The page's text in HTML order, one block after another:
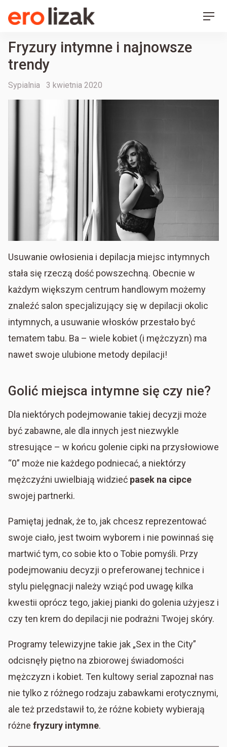
SkipEro Lizak
Fryzury intymne i najnowsze
trendy
Categories
Sypialnia
Posted
3 kwietnia 2020
Usuwanie owłosienia i depilacja miejsc intymnych
stała się rzeczą dość powszechną. Obecnie w
każdym większym centrum handlowym możemy
znaleźć salon specjalizujący się w depilacji okolic
intymnych, a usuwanie włosków przestało być
tematem tabu. Ba – wiele kobiet (i mężczyzn) ma
nawet swoje ulubione metody depilacji!
Golić miejsca intymne się czy nie?
Dla niektórych podejmowanie takiej decyzji może
być zabawne, ale dla innych jest niezwykle
stresujące – w końcu golenie cipki na przysłowiowe
“0” może nie każdego podniecać, a niektórzy
mężczyźni uwielbiają widzieć pasek na cipce
swojej partnerki.
Pamiętaj jednak, że to, jak chcesz reprezentować
swoje ciało, jest twoim wyborem i nie powinnaś się
martwić tym, co sobie kto o Tobie pomyśli. Przy
podejmowaniu decyzji o preferowanej technice i
stylu pielęgnacji należy wziąć pod uwagę kilka
kwestii oprócz tego, jakiej pianki do golenia użyjesz i
czy ten krem do depilacji nie podrażni Twojej skóry.
Programy telewizyjne takie jak „Sex in the City”
odcisnęły piętno na zbiorowej świadomości
mężczyzn i kobiet. Ten kultowy serial zapoznał nas
nie tylko z różnego rodzaju zabawkami erotycznymi,
ale też przedstawił to, że różne kobiety wybierają
różne fryzury intymne.